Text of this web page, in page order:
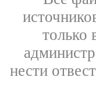
только
нести